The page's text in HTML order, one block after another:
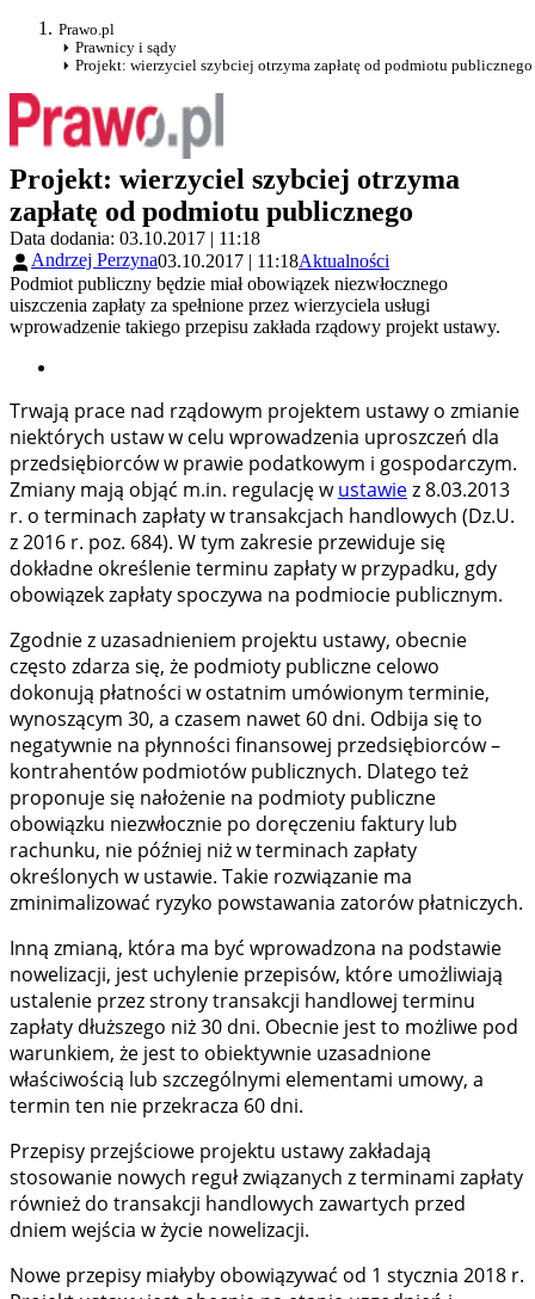
Prawo.pl
Prawnicy i sądy
Projekt: wierzyciel szybciej otrzyma zapłatę od podmiotu publicznego
Projekt: wierzyciel szybciej otrzyma
zapłatę od podmiotu publicznego
Data dodania: 03.10.2017 | 11:18
Andrzej Perzyna03.10.2017 | 11:18Aktualności
Podmiot publiczny będzie miał obowiązek niezwłocznego
uiszczenia zapłaty za spełnione przez wierzyciela usługi
wprowadzenie takiego przepisu zakłada rządowy projekt ustawy.
Trwają prace nad rządowym projektem ustawy o zmianie
niektórych ustaw w celu wprowadzenia uproszczeń dla
przedsiębiorców w prawie podatkowym i gospodarczym.
Zmiany mają objąć m.in. regulację wustawiez 8.03.2013
r. o terminach zapłaty w transakcjach handlowych (Dz.U.
z 2016 r. poz. 684). W tym zakresie przewiduje się
dokładne określenie terminu zapłaty w przypadku, gdy
obowiązek zapłaty spoczywa na podmiocie publicznym.
Zgodnie z uzasadnieniem projektu ustawy, obecnie
często zdarza się, że podmioty publiczne celowo
dokonują płatności w ostatnim umówionym terminie,
wynoszącym 30, a czasem nawet 60 dni. Odbija się to
negatywnie na płynności finansowej przedsiębiorców –
kontrahentów podmiotów publicznych. Dlatego też
proponuje się nałożenie na podmioty publiczne
obowiązku niezwłocznie po doręczeniu faktury lub
rachunku, nie później niż w terminach zapłaty
określonych w ustawie. Takie rozwiązanie ma
zminimalizować ryzyko powstawania zatorów płatniczych.
Inną zmianą, która ma być wprowadzona na podstawie
nowelizacji, jest uchylenie przepisów, które umożliwiają
ustalenie przez strony transakcji handlowej terminu
zapłaty dłuższego niż 30 dni. Obecnie jest to możliwe pod
warunkiem, że jest to obiektywnie uzasadnione
właściwością lub szczególnymi elementami umowy, a
termin ten nie przekracza 60 dni.
Przepisy przejściowe projektu ustawy zakładają
stosowanie nowych reguł związanych z terminami zapłaty
również do transakcji handlowych zawartych przed
dniem wejścia w życie nowelizacji.
Nowe przepisy miałyby obowiązywać od 1 stycznia 2018 r.